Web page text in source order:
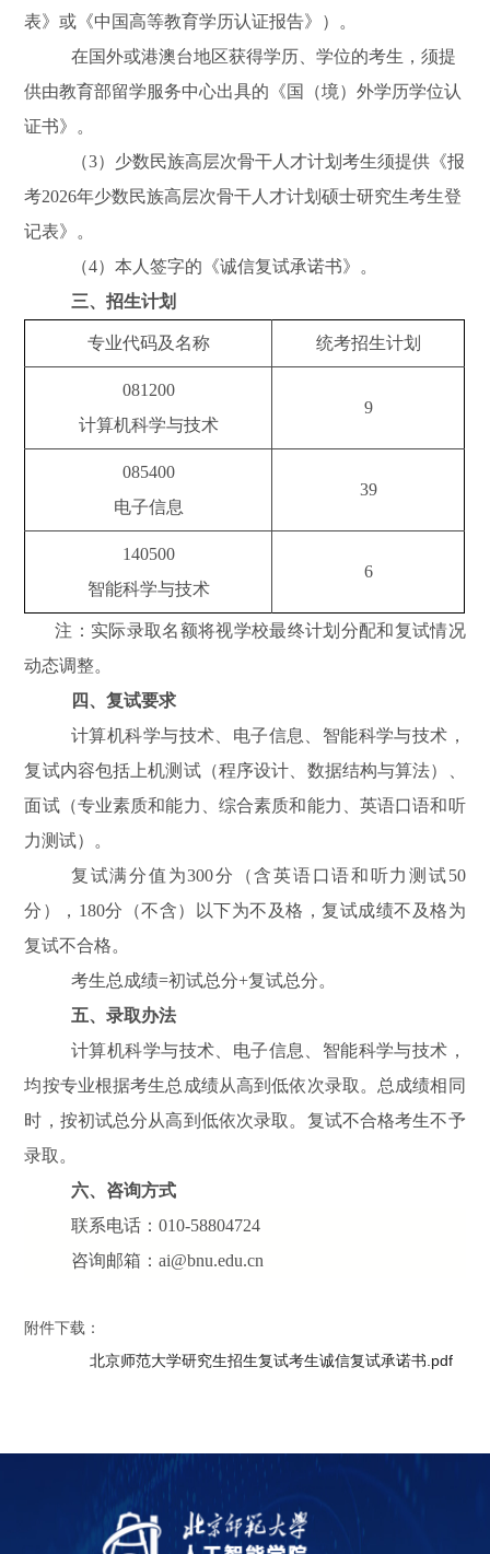
表》或《中国高等教育学历认证报告》）。
在国外或港澳台地区获得学历、学位的考生，须提
供由教育部留学服务中心出具的《国（境）外学历学位认
证书》。
（3）少数民族高层次骨干人才计划考生须提供《报
考2026年少数民族高层次骨干人才计划硕士研究生考生登
记表》。
（4）本人签字的《诚信复试承诺书》。
三、招生计划
专业代码及名称 统考招生计划
081200
计算机科学与技术
9
085400
电子信息
39
140500
智能科学与技术
6
注：实际录取名额将视学校最终计划分配和复试情况
动态调整。
四、复试要求
计算机科学与技术、电子信息、智能科学与技术，
复试内容包括上机测试（程序设计、数据结构与算法）、
面试（专业素质和能力、综合素质和能力、英语口语和听
力测试）。
复试满分值为300分（含英语口语和听力测试50
分），180分（不含）以下为不及格，复试成绩不及格为
复试不合格。
考生总成绩=初试总分+复试总分。
五、录取办法
计算机科学与技术、电子信息、智能科学与技术，
均按专业根据考生总成绩从高到低依次录取。总成绩相同
时，按初试总分从高到低依次录取。复试不合格考生不予
录取。
六、咨询方式
联系电话：010-58804724
咨询邮箱：ai@bnu.edu.cn
附件下载：
北京师范大学研究生招生复试考生诚信复试承诺书.pdf